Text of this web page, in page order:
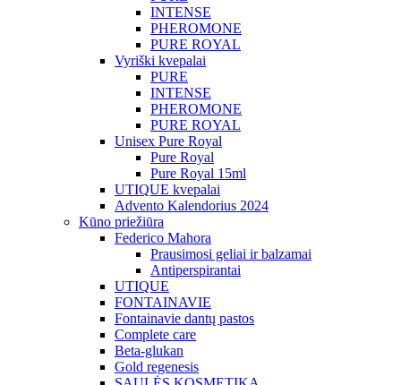
INTENSE
PHEROMONE
PURE ROYAL
Vyriški kvepalai
PURE
INTENSE
PHEROMONE
PURE ROYAL
Unisex Pure Royal
Pure Royal
Pure Royal 15ml
UTIQUE kvepalai
Advento Kalendorius 2024
Kūno priežiūra
Federico Mahora
Prausimosi geliai ir balzamai
Antiperspirantai
UTIQUE
FONTAINAVIE
Fontainavie dantų pastos
Complete care
Beta-glukan
Gold regenesis